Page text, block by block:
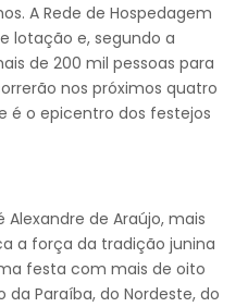
A Rede de Hospedagem
lotação e, segundo a
de 200 mil pessoas para
nos próximos quatro
é o epicentro dos festejos
Alexandre de Araújo, mais
a força da tradição junina
festa com mais de oito
Paraíba, do Nordeste, do